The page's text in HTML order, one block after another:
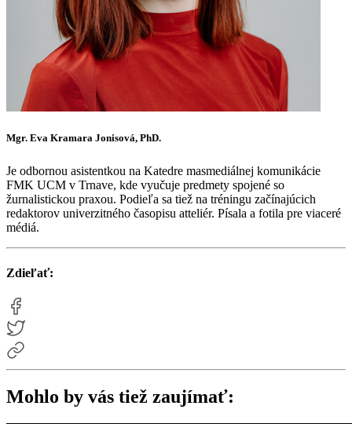
Mgr. Eva Kramara Jonisová, PhD.
Je odbornou asistentkou na Katedre masmediálnej komunikácie
FMK UCM v Trnave, kde vyučuje predmety spojené so
žurnalistickou praxou. Podieľa sa tiež na tréningu začínajúcich
redaktorov univerzitného časopisu atteliér. Písala a fotila pre viaceré
médiá.
Zdieľať:
Mohlo by vás tiež zaujímať: